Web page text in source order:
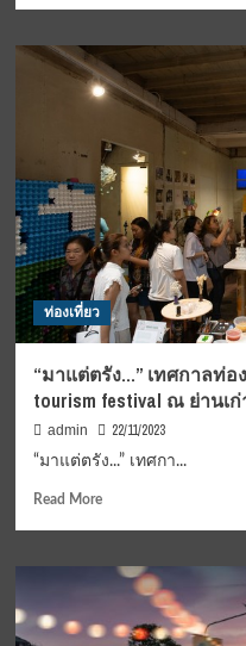
จัด
กิจกรรม
Art
ส
ถา
ปัตย์
เพื่อ
การ
ท่อง
เที่ยว
ทุ่ง
สมุนไพร
ชาย
เลน
แห่ง
แรก
ประเทศไทย
ไทย
สมา
ยล์
หมวก
กัน
น้อค
ใน
กิจกรรม
จิต
อาสา
พระราชทาน
เนื่อง
วัน
พ่อ
แห่ง
ชาติ
2566
ท่องเที่ยว
“มาแต่ตรัง…” เทศกาลท่อ
tourism festival ณ ย่านเ
admin 22/11/2023
“มาแต่ตรัง...” เทศกา...
Read MoreRead
“มา
เทศกาล